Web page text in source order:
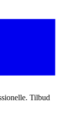
Tilbud